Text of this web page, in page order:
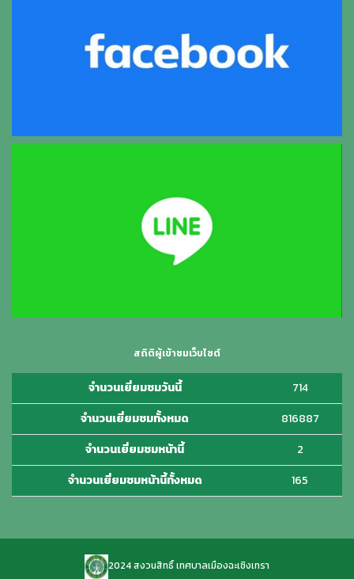
สถิติผู้เข้าชมเว็บไซต์
จำนวนเยี่ยมชมวันนี้
714
จำนวนเยี่ยมชมทั้งหมด
816887
จำนวนเยี่ยมชมหน้านี้
2
จำนวนเยี่ยมชมหน้านี้ทั้งหมด
165
2024 สงวนสิทธิ์ เทศบาลเมืองฉะเชิงเทรา